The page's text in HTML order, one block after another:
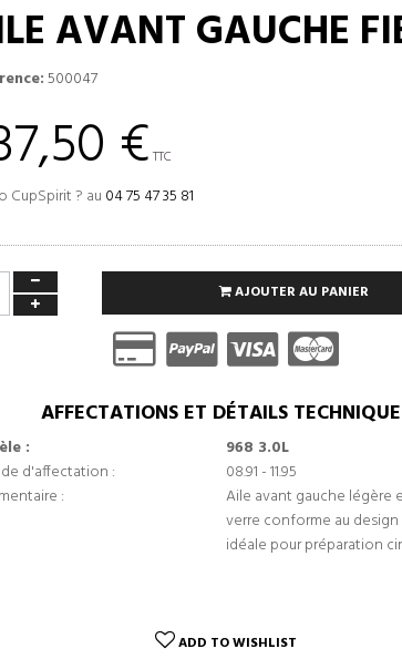
AVANT GAUCHE
500047
€ TTC
CupSpirit ? au 04 75 47 35 81
AJOUTER AU PANIER
AFFECTATIONS ET DÉTAILS
:
968 3.0L
d'affectation :
08.91 - 11.95
:
Aile avant gauche légère
verre conforme au
idéale pour préparation
ADD TO WISHLIST